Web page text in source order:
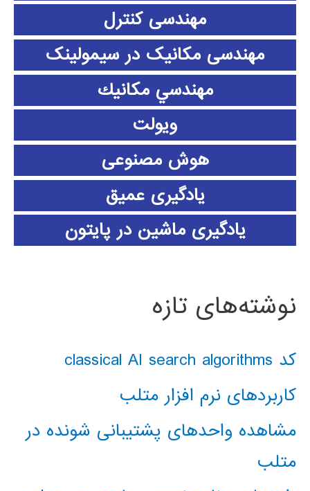
مهندسی کنترل
مهندسی مکانیک در سیمولینک
مهندسي مكانيك
ویولت
هوش مصنوعی
یادگیری عمیق
یادگیری ماشین در پایتون
نوشته‌های تازه
کد classical AI search algorithms
کاربردهای نرم افزار متلب
مشاهده واحدهای پشتیبانی شونده در
متلب